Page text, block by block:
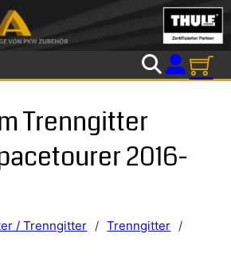
Trenngitter
2016-
/ Trenngitter / Trenngitter /